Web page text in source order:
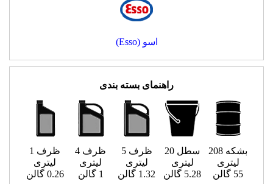
اسو (Esso)
راهنمای بسته بندی
بشکه 208
لیتری
55 گالن
سطل 20
لیتری
5.28 گالن
ظرف 5
لیتری
1.32 گالن
ظرف 4
لیتری
1 گالن
ظرف 1
لیتری
0.26 گالن